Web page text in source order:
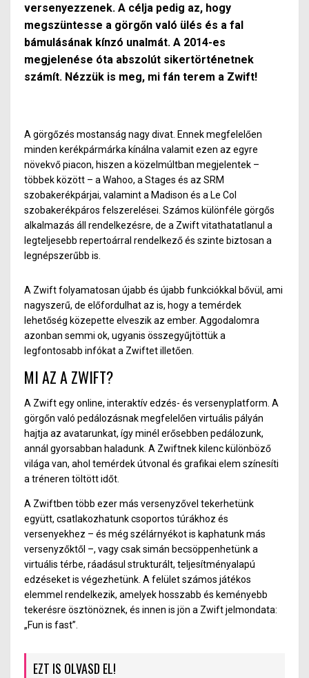
versenyezzenek. A célja pedig az, hogy
megszüntesse a görgőn való ülés és a fal
bámulásának kínzó unalmát. A 2014-es
megjelenése óta abszolút sikertörténetnek
számít. Nézzük is meg, mi fán terem a Zwift!
A görgőzés mostanság nagy divat. Ennek megfelelően
minden kerékpármárka kínálna valamit ezen az egyre
növekvő piacon, hiszen a közelmúltban megjelentek –
többek között – a Wahoo, a Stages és az SRM
szobakerékpárjai, valamint a Madison és a Le Col
szobakerékpáros felszerelései. Számos különféle görgős
alkalmazás áll rendelkezésre, de a Zwift vitathatatlanul a
legteljesebb repertoárral rendelkező és szinte biztosan a
legnépszerűbb is.
A Zwift folyamatosan újabb és újabb funkciókkal bővül, ami
nagyszerű, de előfordulhat az is, hogy a temérdek
lehetőség közepette elveszik az ember. Aggodalomra
azonban semmi ok, ugyanis összegyűjtöttük a
legfontosabb infókat a Zwiftetilletően.
MI AZ A ZWIFT?
A Zwift egy online, interaktív edzés- és versenyplatform. A
görgőn való pedálozásnak megfelelően virtuális pályán
hajtja az avatarunkat, így minél erősebben pedálozunk,
annál gyorsabban haladunk. A Zwiftnek kilenc különböző
világa van, ahol temérdek útvonal és grafikai elem színesíti
a tréneren töltött időt.
A Zwiftben több ezer más versenyzővel tekerhetünk
együtt, csatlakozhatunk csoportos túrákhoz és
versenyekhez – és még szélárnyékot is kaphatunk más
versenyzőktől –, vagy csak simán becsöppenhetünk a
virtuális térbe, ráadásul strukturált, teljesítményalapú
edzéseket is végezhetünk. A felület számos játékos
elemmel rendelkezik, amelyek hosszabb és keményebb
tekerésre ösztönöznek, és innen is jön a Zwift jelmondata:
„Fun is fast”
EZT IS OLVASD EL!